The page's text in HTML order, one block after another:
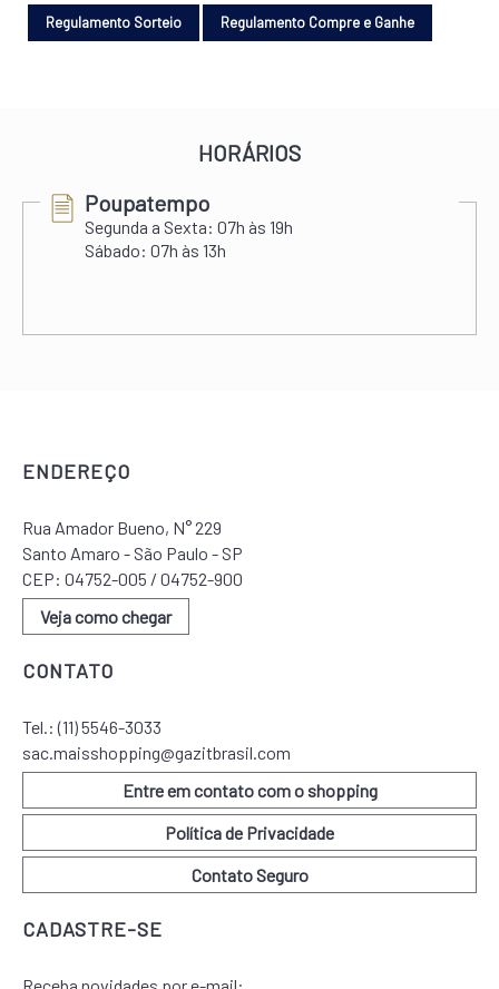
HORÁRIOS
Poupatempo
Segunda a Sexta: 07h às 19h
Sábado: 07h às 13h
ENDEREÇO
Rua Amador Bueno, N° 229
Santo Amaro - São Paulo - SP
CEP: 04752-005 / 04752-900
Veja como chegar
CONTATO
Tel.:(11) 5546-3033
sac.maisshopping@gazitbrasil.com
Entre em contato com o shopping
Política de Privacidade
Contato Seguro
CADASTRE-SE